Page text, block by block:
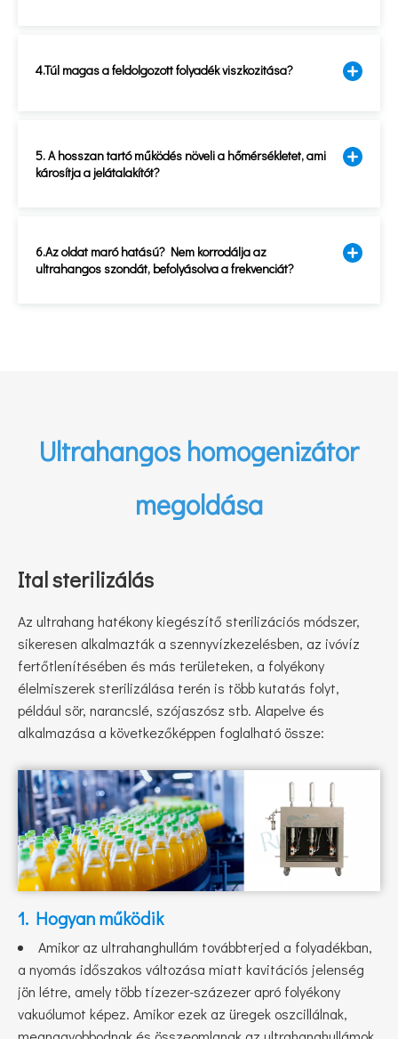
4.Túl magas a feldolgozott folyadék viszkozitása?
5. A hosszan tartó működés növeli a hőmérsékletet, ami
károsítja a jelátalakítót?
6.Az oldat maró hatású? Nem korrodálja az
ultrahangos szondát, befolyásolva a frekvenciát?
Ultrahangos homogenizátor
megoldása
Ital sterilizálás
Az ultrahang hatékony kiegészítő sterilizációs módszer,
sikeresen alkalmazták a szennyvízkezelésben, az ivóvíz
fertőtlenítésében és más területeken, a folyékony
élelmiszerek sterilizálása terén is több kutatás folyt,
például sör, narancslé, szójaszósz stb. Alapelve és
alkalmazása a következőképpen foglalható össze:
1. Hogyan működik
Amikor az ultrahanghullám továbbterjed a folyadékban,
a nyomás időszakos változása miatt kavitációs jelenség
jön létre, amely több tízezer-százezer apró folyékony
vakuólumot képez. Amikor ezek az üregek oszcillálnak,